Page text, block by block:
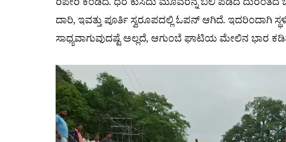
ರಿಪೇರಿ ಕಂಡಿದೆ. ಧರೆ ಕುಸಿದು ಮೂವರನ್ನ ಬಲಿ ಪಡೆದ ದುರಂತದ
ದಾರಿ, ಇವತ್ತು ಪೂರ್ತಿ ಸ್ವರೂಪದಲ್ಲಿ ಓಪನ್ ಆಗಿದೆ. ಇದರಿಂದಾಗಿ
ಸಾಧ್ಯವಾಗುವುದಷ್ಟೆ ಅಲ್ಲದೆ, ಆಗುಂಬೆ ಘಾಟಿಯ ಮೇಲಿನ ಭಾರ